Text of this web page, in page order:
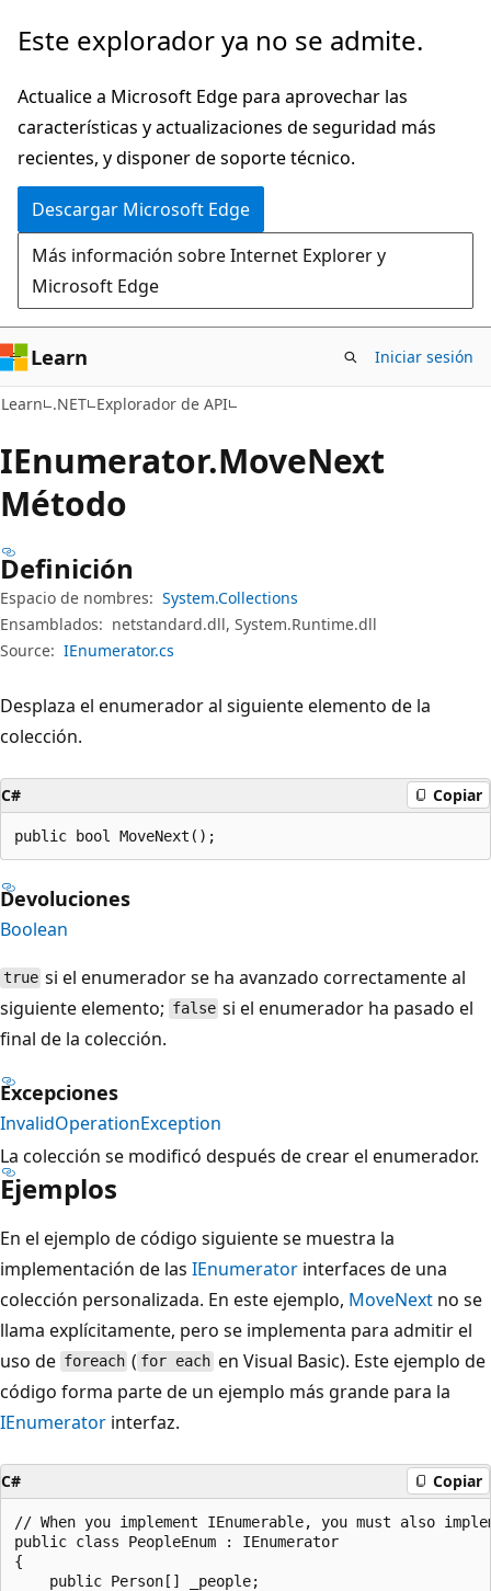
Ir
contenido
principal
Ir
la
navegación
en
la
página
Este explorador ya no se admite.
Actualice a Microsoft Edge para aprovechar las
características y actualizaciones de seguridad más
recientes, y disponer de soporte técnico.
Descargar Microsoft Edge
Más información sobre Internet Explorer y
Microsoft Edge
Learn Iniciar sesión
Learn .NET Explorador de API
IEnumerator.MoveNext
Método
Definición
Espacio de nombres: System.Collections
Ensamblados: netstandard.dll, System.Runtime.dll
Source: IEnumerator.cs
Desplaza el enumerador al siguiente elemento de la
colección.
C# Copiar
public bool MoveNext();
Devoluciones
Boolean
true si el enumerador se ha avanzado correctamente al
siguiente elemento; false si el enumerador ha pasado el
final de la colección.
Excepciones
InvalidOperationException
La colección se modificó después de crear el enumerador.
Ejemplos
En el ejemplo de código siguiente se muestra la
implementación de las IEnumerator interfaces de una
colección personalizada. En este ejemplo, MoveNext no se
llama explícitamente, pero se implementa para admitir el
uso de foreach ( for each en Visual Basic). Este ejemplo de
código forma parte de un ejemplo más grande para la
IEnumerator interfaz.
C# Copiar
// When you implement IEnumerable, you must also
public class PeopleEnum : IEnumerator
{
    public Person[] _people;